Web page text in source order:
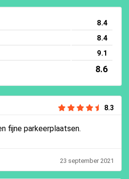
8.4
8.4
9.1
8.6
8.3
fijne parkeerplaatsen.
23 september 2021